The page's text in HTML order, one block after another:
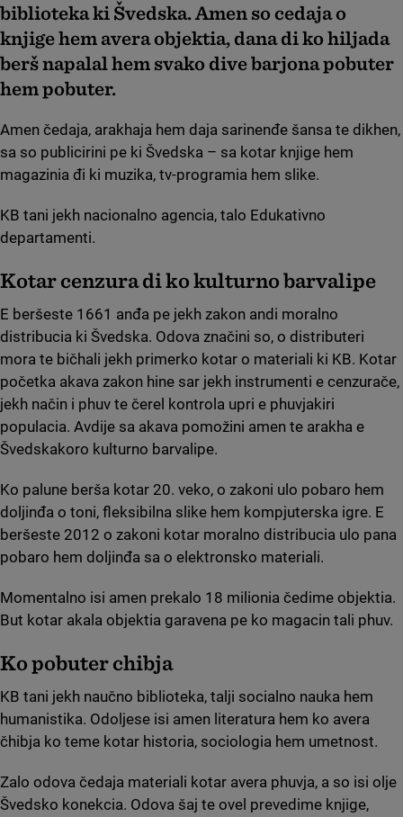
biblioteka ki Švedska. Amen so čedaja o
knjige hem avera objektia, đana đi ko hiljada
berš napalal hem svako dive barjona pobuter
hem pobuter.
Amen čedaja, arakhaja hem daja sarinenđe šansa te dikhen,
sa so publicirini pe ki Švedska – sa kotar knjige hem
magazinia đi ki muzika, tv-programia hem slike.
KB tani jekh nacionalno agencia, talo Edukativno
departamenti.
Kotar cenzura đi ko kulturno barvalipe
E beršeste 1661 anđa pe jekh zakon andi moralno
distribucia ki Švedska. Odova značini so, o distributeri
mora te bičhali jekh primerko kotar o materiali ki KB. Kotar
početka akava zakon hine sar jekh instrumenti e cenzurače,
jekh način i phuv te čerel kontrola upri e phuvjakiri
populacia. Avdije sa akava pomožini amen te arakha e
Švedskakoro kulturno barvalipe.
Ko palune berša kotar 20. veko, o zakoni ulo pobaro hem
doljinđa o toni, fleksibilna slike hem kompjuterska igre. E
beršeste 2012 o zakoni kotar moralno distribucia ulo pana
pobaro hem doljinđa sa o elektronsko materiali.
Momentalno isi amen prekalo 18 milionia čedime objektia.
But kotar akala objektia garavena pe ko magacin tali phuv.
Ko pobuter čhibja
KB tani jekh naučno biblioteka, talji socialno nauka hem
humanistika. Odoljese isi amen literatura hem ko avera
čhibja ko teme kotar historia, sociologia hem umetnost.
Zalo odova čedaja materiali kotar avera phuvja, a so isi olje
Švedsko konekcia. Odova šaj te ovel prevedime knjige,